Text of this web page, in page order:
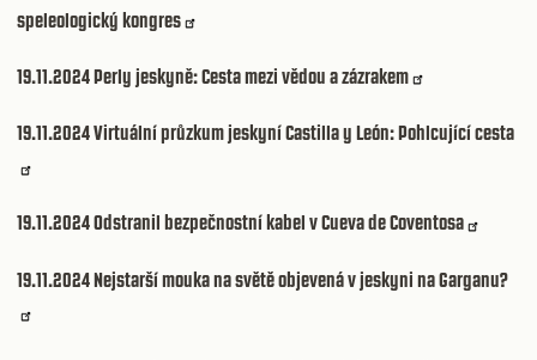
speleologický kongres
19.11.2024Perly jeskyně: Cesta mezi vědou a zázrakem
19.11.2024Virtuální průzkum jeskyní Castilla y León: Pohlcující cesta
19.11.2024Odstranil bezpečnostní kabel v Cueva de Coventosa
19.11.2024Nejstarší mouka na světě objevená v jeskyni na Garganu?